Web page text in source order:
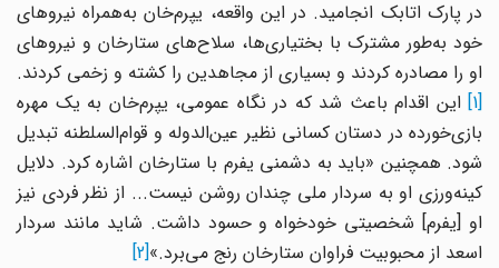
در پارک اتابک انجامید. در این واقعه، یپرم‌خان به‌همراه نیروهای
خود به‌طور مشترک با بختیاری‌ها، سلاح‌های ستارخان و نیروهای
او را مصادره کردند و بسیاری از مجاهدین را کشته و زخمی کردند.
این اقدام باعث شد که در نگاه عمومی، یپرم‌خان به یک مهره
بازی‌خورده در دستان کسانی نظیر عین‌الدوله و قوام‌السلطنه تبدیل
شود. همچنین «باید به دشمنی یفرم با ستارخان اشاره کرد. دلایل
کینه‌ورزی او به سردار ملی چندان روشن نیست... از نظر فردی نیز
او [یفرم] شخصیتی خودخواه و حسود داشت. شاید مانند سردار
اسعد از محبوبیت فراوان ستارخان رنج می‌برد.»[2]